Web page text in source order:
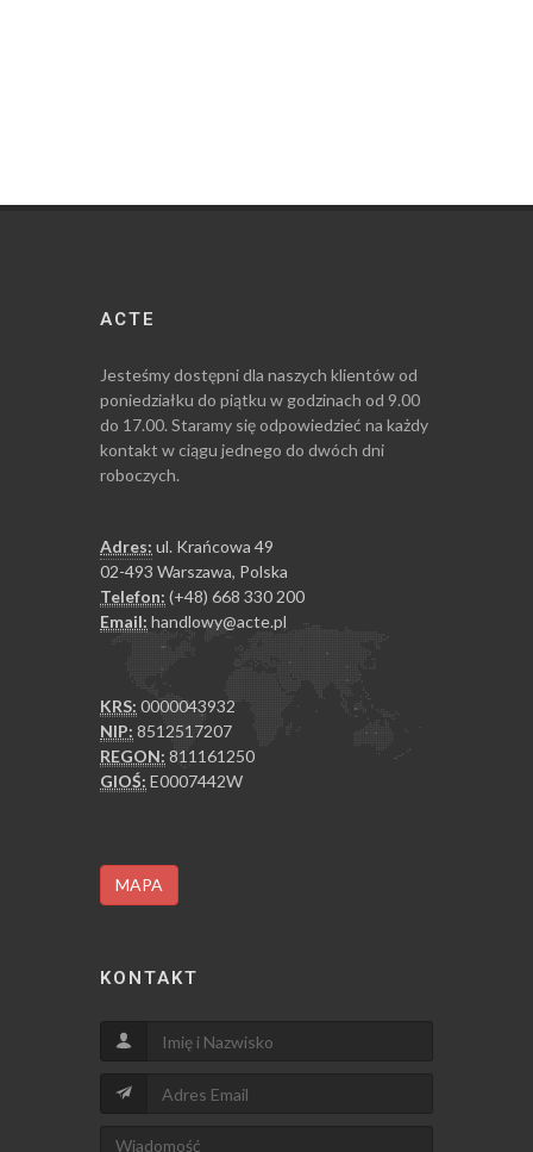
ACTE
Jesteśmy dostępni dla naszych klientów od
poniedziałku do piątku w godzinach od 9.00
do 17.00. Staramy się odpowiedzieć na każdy
kontakt w ciągu jednego do dwóch dni
roboczych.
Adres: ul. Krańcowa 49
02-493 Warszawa, Polska
Telefon: (+48) 668 330 200
Email: handlowy@acte.pl
KRS: 0000043932
NIP: 8512517207
REGON: 811161250
GIOŚ: E0007442W
MAPA
KONTAKT